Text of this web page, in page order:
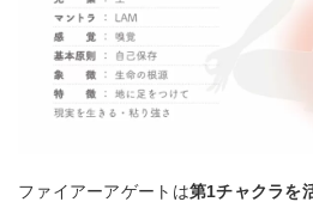
ファイアーアゲートは第1チャクラを